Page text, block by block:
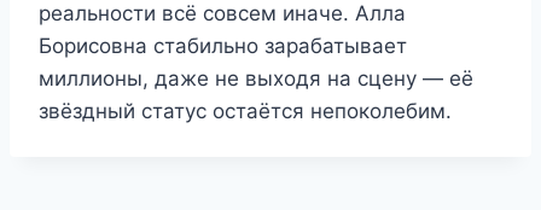
реальности всё совсем иначе. Алла
Борисовна стабильно зарабатывает
миллионы, даже не выходя на сцену — её
звёздный статус остаётся непоколебим.